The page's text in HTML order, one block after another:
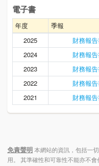
電子書
年度 季報
2025
財務報
2024
財務報
2023
財務報
2022
財務報
2021
財務報
免責聲明本網站的資訊，包括一
用。 其準確性和可靠性不能亦不